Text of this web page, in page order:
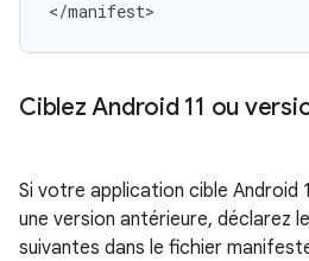
Ciblez Android 11 ou
Si votre application cible Android
une version antérieure, déclarez
suivantes dans le fichier